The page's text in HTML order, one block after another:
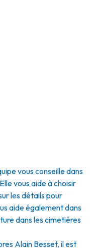
vous conseille dans
vous aide à choisir
les détails pour
aide également dans
dans les cimetières
Alain Besset, il est